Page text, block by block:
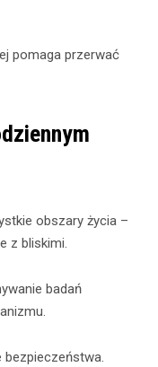
pomaga przerwać
obszary życia –
z bliskimi.
badań
bezpieczeństwa.